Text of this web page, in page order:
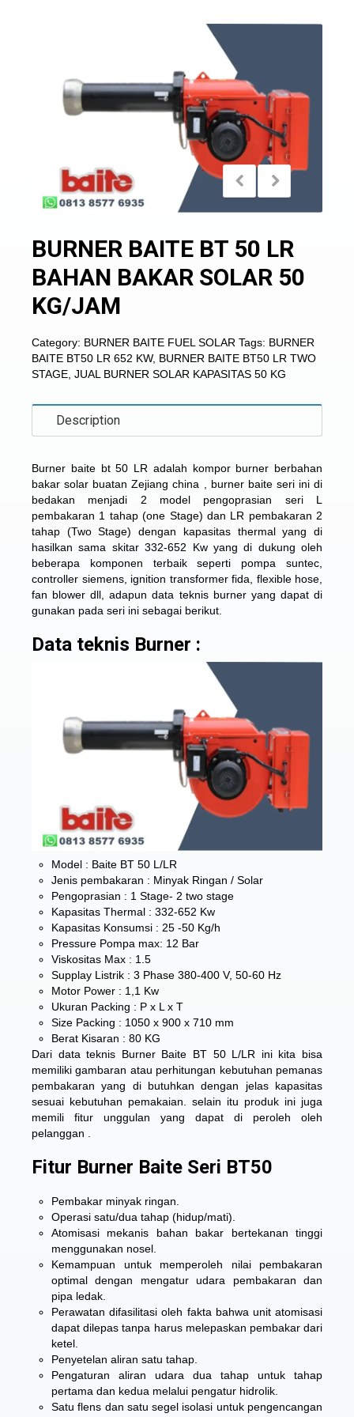
BURNER BAITE BT 50 LR
BAHAN BAKAR SOLAR 50
KG/JAM
Category: BURNER BAITE FUEL SOLAR Tags: BURNER
BAITE BT50 LR 652 KW, BURNER BAITE BT50 LR TWO
STAGE JUAL BURNER SOLAR KAPASITAS 50 KG
Description
Burner baite bt 50 LR adalah kompor burner berbahan
bakar solar buatan Zejiang china , burner baite seri ini di
bedakan menjadi 2 model pengoprasian seri L
pembakaran 1 tahap (one Stage) dan LR pembakaran 2
tahap (Two Stage) dengan kapasitas thermal yang di
hasilkan sama skitar 332-652 Kw yang di dukung oleh
beberapa komponen terbaik seperti pompa suntec,
controller siemens, ignition transformer fida, flexible hose,
fan blower dll, adapun data teknis burner yang dapat di
gunakan pada seri ini sebagai berikut.
Data teknis Burner :
Model : Baite BT 50 L/LR
Jenis pembakaran : Minyak Ringan / Solar
Pengoprasian : 1 Stage- 2 two stage
Kapasitas Thermal : 332-652 Kw
Kapasitas Konsumsi : 25 -50 Kg/h
Pressure Pompa max: 12 Bar
Viskositas Max : 1.5
Supplay Listrik : 3 Phase 380-400 V, 50-60 Hz
Motor Power : 1,1 Kw
Ukuran Packing : P x L x T
Size Packing : 1050 x 900 x 710 mm
Berat Kisaran : 80 KG
Dari data teknis Burner Baite BT 50 L/LR ini kita bisa
memiliki gambaran atau perhitungan kebutuhan pemanas
pembakaran yang di butuhkan dengan jelas kapasitas
sesuai kebutuhan pemakaian. selain itu produk ini juga
memili fitur unggulan yang dapat di peroleh oleh
pelanggan .
Fitur Burner Baite Seri BT50
Pembakar minyak ringan.
Operasi satu/dua tahap (hidup/mati).
Atomisasi mekanis bahan bakar bertekanan tinggi
menggunakan nosel.
Kemampuan untuk memperoleh nilai pembakaran
optimal dengan mengatur udara pembakaran dan
pipa ledak.
Perawatan difasilitasi oleh fakta bahwa unit atomisasi
dapat dilepas tanpa harus melepaskan pembakar dari
ketel.
Penyetelan aliran satu tahap.
Pengaturan aliran udara dua tahap untuk tahap
pertama dan kedua melalui pengatur hidrolik.
Satu flens dan satu segel isolasi untuk pengencangan